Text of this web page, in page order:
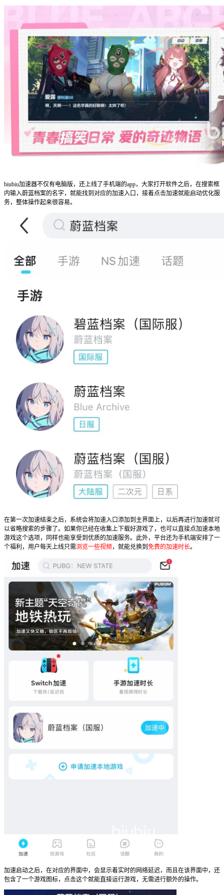
biubiu加速器不仅有电脑版，还上线了手机端的app，大家打开软件之后，在搜索框
内输入蔚蓝档案的名字，就能找到对应的加速入口，接着点击加速就能启动优化服
务，整体操作起来很容易。
在第一次加速结束之后，系统会将加速入口添加到主界面上，以后再进行加速就可
以省略搜索的步骤了。如果你已经在收集上下载好游戏了，也可以直接点加速本地
游戏这个选项，同样也能享受到优质的加速服务。此外，平台还为手机端安排了一
个福利，用户每天上线只需浏览一些视频 ，就能兑换到 免费的加速时长。
加速启动之后，在对应的界面中，会显示着实时的网络延迟，而且在该界面中，还
包含了一个游戏图标，点击这个就能直接运行游戏，无需进行额外的操作。